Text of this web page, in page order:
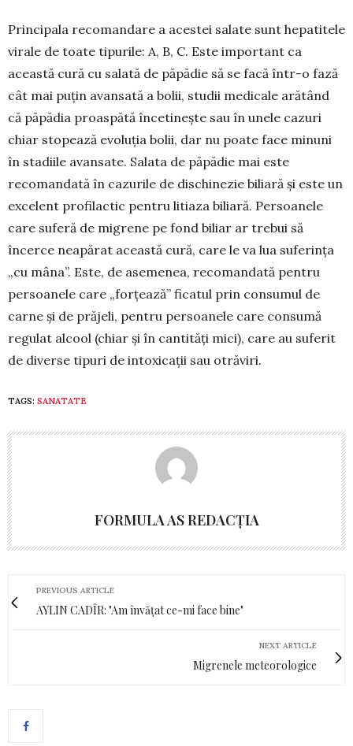
Principala recomandare a acestei salate sunt he­patitele
virale de toate tipurile: A, B, C. Este important ca
această cură cu salată de păpădie să se facă într-o fază
cât mai puțin avansată a bolii, studii me­dicale arătând
că păpădia proaspătă încetinește sau în unele cazuri
chiar stopează evoluția bo­lii, dar nu poate face minuni
în sta­diile avansate. Salata de pă­pădie mai este
recomandată în ca­zu­rile de dis­chi­nezie biliară și este un
excelent profilac­tic pen­tru li­tiaza bi­liară. Per­soanele
ca­re su­feră de migrene pe fond biliar ar tre­bui să
încerce nea­părat această cură, care le va lua su­ferința
„cu mâna”. Este, de ase­menea, reco­mandată pentru
per­soa­nele care „forțează” ficatul prin consu­mul de
carne și de pră­jeli, pentru per­soa­nele care con­­sumă
regulat alcool (chiar și în cantități mici), care au suferit
de di­verse tipuri de into­xicații sau otrăviri.
TAGS: SANATATE
FORMULA AS REDACȚIA
PREVIOUS ARTICLE
AYLIN CADÎR: "Am învățat ce-mi face bine"
NEXT ARTICLE
Migrenele meteorologice